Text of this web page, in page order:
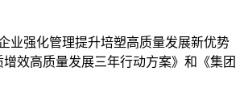
业强化管理提升培塑高质量发展新优势
效高质量发展三年行动方案》和《集团